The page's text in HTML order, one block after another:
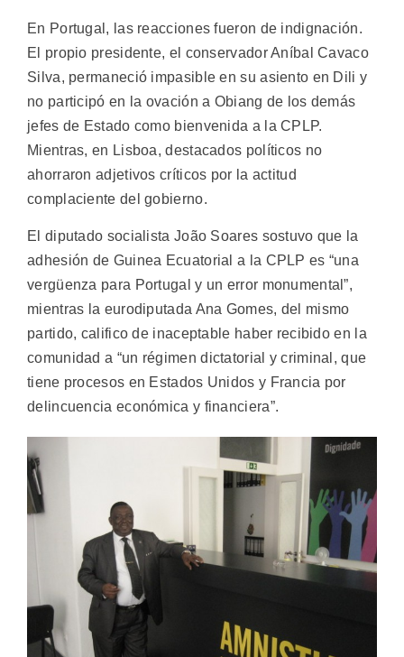
En Portugal, las reacciones fueron de indignación.
El propio presidente, el conservador Aníbal Cavaco
Silva, permaneció impasible en su asiento en Dili y
no participó en la ovación a Obiang de los demás
jefes de Estado como bienvenida a la CPLP.
Mientras, en Lisboa, destacados políticos no
ahorraron adjetivos críticos por la actitud
complaciente del gobierno.
El diputado socialista João Soares sostuvo que la
adhesión de Guinea Ecuatorial a la CPLP es “una
vergüenza para Portugal y un error monumental”,
mientras la eurodiputada Ana Gomes, del mismo
partido, califico de inaceptable haber recibido en la
comunidad a “un régimen dictatorial y criminal, que
tiene procesos en Estados Unidos y Francia por
delincuencia económica y financiera”.